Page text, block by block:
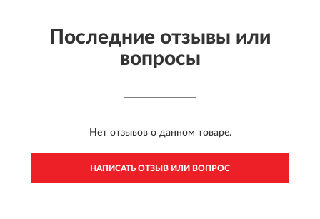
Последние отзывы или
вопросы
Нет отзывов о данном товаре.
НАПИСАТЬ ОТЗЫВ ИЛИ ВОПРОС